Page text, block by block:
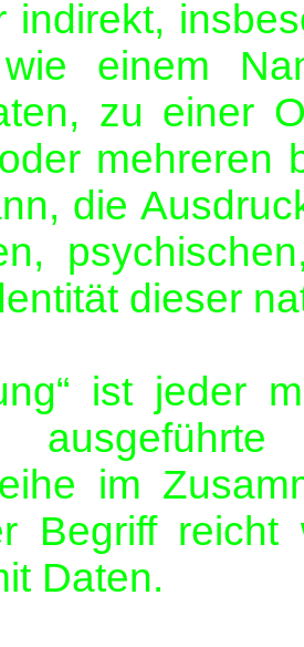
indirekt,
einem
zu einer
mehreren
die
dieser
ist jeder
im
Begriff
Daten.